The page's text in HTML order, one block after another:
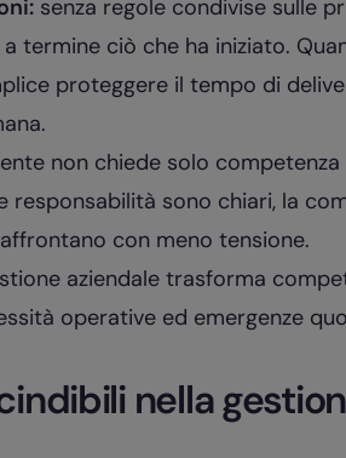
senza regole condivise sulle
termine ciò che ha iniziato.
proteggere il tempo di
non chiede solo competenza
responsabilità sono chiari, la
con meno tensione.
aziendale trasforma
operative ed emergenze
nella